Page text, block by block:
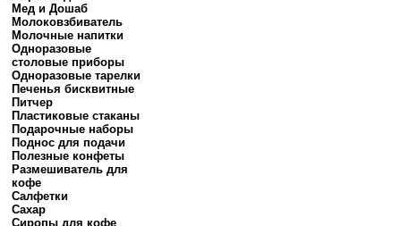
Мед и Дошаб
Молоковзбиватель
Молочные напитки
Одноразовые
столовые приборы
Одноразовые тарелки
Печенья бисквитные
Питчер
Пластиковые стаканы
Подарочные наборы
Поднос для подачи
Полезные конфеты
Размешиватель для
кофе
Салфетки
Сахар
Сиропы для кофе